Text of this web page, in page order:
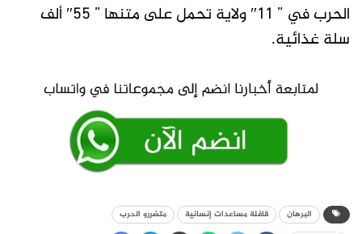
الحرب في ” 11″ ولاية تحمل على متنها ” 55″ ألف
سلة غذائية.
البرهان قافلة مساعدات إنسانية متضررو الحرب